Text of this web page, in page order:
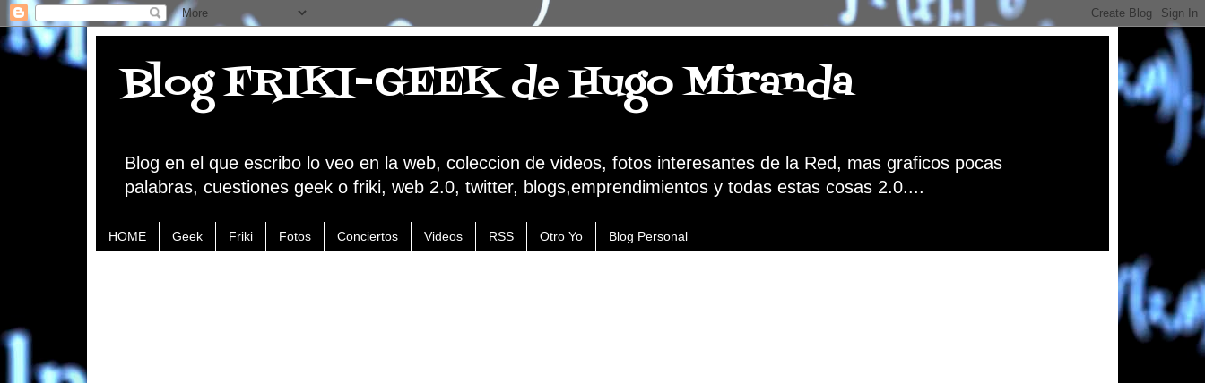
Blog FRIKI-GEEK de Hugo Miranda
Blog en el que escribo lo veo en la web, coleccion de videos, fotos interesantes de la Red, mas graficos pocas
palabras, cuestiones geek o friki, web 2.0, twitter, blogs,emprendimientos y todas estas cosas 2.0....
HOME Geek Friki Fotos Conciertos Videos RSS Otro Yo Blog Personal